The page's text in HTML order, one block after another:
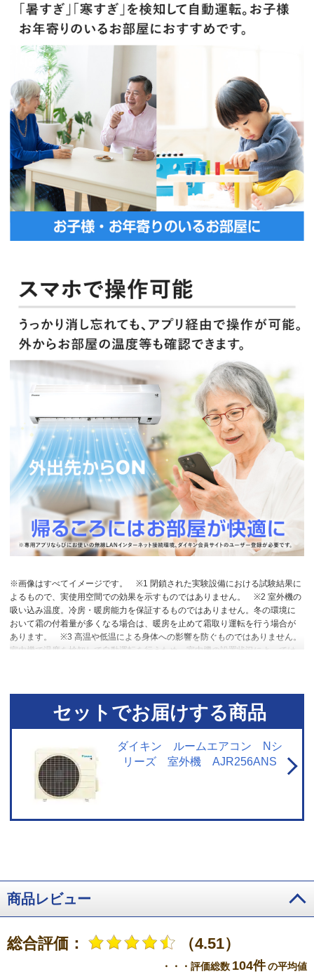
※画像はすべてイメージです。
※1 閉鎖された実験設備における試験結果に
よるもので、実使用空間での効果を示すものではありません。
※2 室外機の
吸い込み温度。冷房・暖房能力を保証するものではありません。冬の環境に
おいて霜の付着量が多くなる場合は、暖房を止めて霜取り運転を行う場合が
あります。
※3 高温や低温による身体への影響を防ぐものではありません。
室内機で温度を検知して自動運転を行うため、室内機の設置状況によっては
設定していても作動しません。
セットでお届けする商品
ダイキン ルームエアコン Nシ
リーズ 室外機 AJR256ANS
商品レビュー
総合評価： （4.51）
・・・評価総数 104件の平均値